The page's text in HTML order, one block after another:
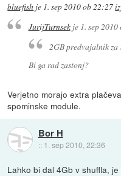
bluefish je 1. sep 2010 ob 22:27
JurijTurnsekje 1. sep
2GB predvajalnik za
Bi ga rad zastonj?
Verjetno morajo extra
spominske module.
Bor H
:: 1. sep 2010, 22:36
Lahko bi dal 4Gb v shuffla,